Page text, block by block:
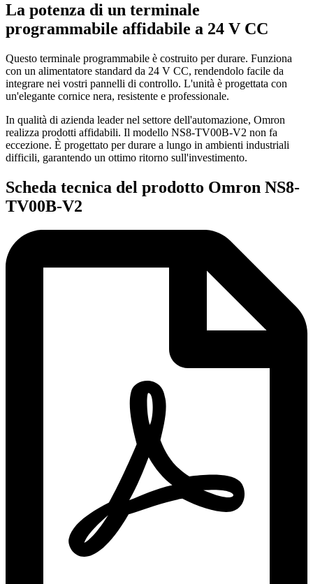
La potenza di un terminale
programmabile affidabile a 24 V CC
Questo terminale programmabile è costruito per durare. Funziona
con un alimentatore standard da 24 V CC, rendendolo facile da
integrare nei vostri pannelli di controllo. L'unità è progettata con
un'elegante cornice nera, resistente e professionale.
In qualità di azienda leader nel settore dell'automazione, Omron
realizza prodotti affidabili. Il modello NS8-TV00B-V2 non fa
eccezione. È progettato per durare a lungo in ambienti industriali
difficili, garantendo un ottimo ritorno sull'investimento.
Scheda tecnica del prodotto Omron NS8-
TV00B-V2